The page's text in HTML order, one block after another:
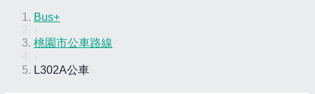
Bus+
桃園市公車路線
L302A公車